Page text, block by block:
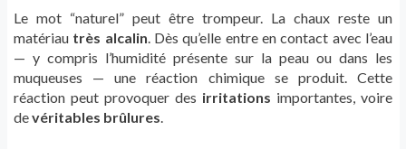
Le mot “naturel” peut être trompeur. La chaux reste un
matériau très alcalin. Dès qu’elle entre en contact avec l’eau
— y compris l’humidité présente sur la peau ou dans les
muqueuses — une réaction chimique se produit. Cette
réaction peut provoquer des irritations importantes, voire
devéritables brûlures.